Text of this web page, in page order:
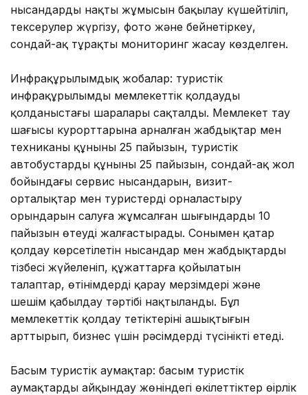
нысандардың нақты жұмысын бақылау күшейтіліп,
тексерулер жүргізу, фото және бейнетіркеу,
сондай-ақ тұрақты мониторинг жасау көзделген.
Инфрақұрылымдық жобалар: туристік
инфрақұрылымды мемлекеттік қолдаудың
қолданыстағы шаралары сақталды. Мемлекет тау
шаңғысы курорттарына арналған жабдықтар мен
техниканың құнының 25 пайызын, туристік
автобустардың құнының 25 пайызын, сондай-ақ жол
бойындағы сервис нысандарын, визит-
орталықтар мен туристерді орналастыру
орындарын салуға жұмсалған шығындардың 10
пайызын өтеуді жалғастырады. Сонымен қатар
қолдау көрсетілетін нысандар мен жабдықтардың
тізбесі жүйеленіп, құжаттарға қойылатын
талаптар, өтінімдерді қарау мерзімдері және
шешім қабылдау тәртібі нақтыланды. Бұл
мемлекеттік қолдау тетіктерінің ашықтығын
арттырып, бизнес үшін рәсімдерді түсінікті етеді.
Басым туристік аумақтар: басым туристік
аумақтарды айқындау жөніндегі өкілеттіктер өңірлік